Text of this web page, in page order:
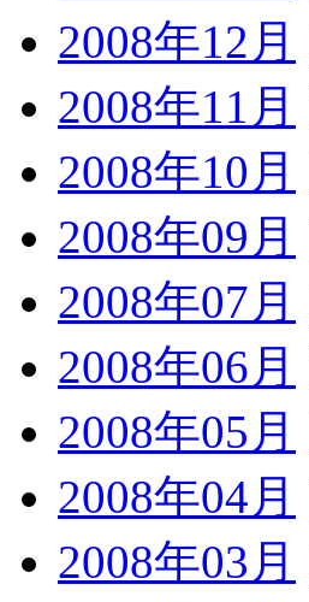
2008年12月
2008年11月
2008年10月
2008年09月
2008年07月
2008年06月
2008年05月
2008年04月
2008年03月